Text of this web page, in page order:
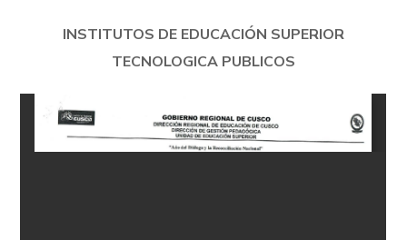
INSTITUTOS DE EDUCACIÓN SUPERIOR
TECNOLOGICA PUBLICOS